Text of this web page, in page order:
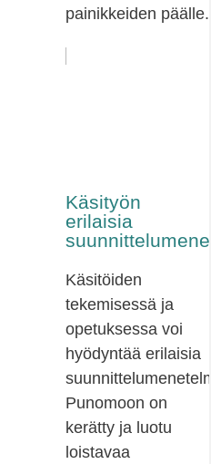
painikkeiden päälle.
Käsityön
erilaisia
Käsitöiden
tekemisessä ja
opetuksessa voi
hyödyntää erilaisia
Punomoon on
kerätty ja luotu
loistavaa